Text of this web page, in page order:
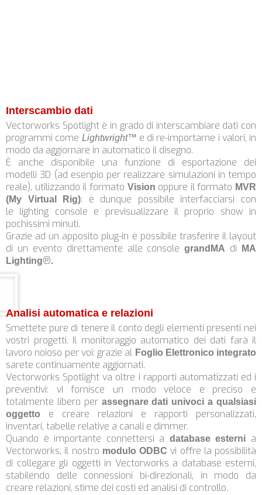
Interscambio dati
Vectorworks Spotlight è in grado di interscambiare dati con
programmi come Lightwright™ e di re-importarne i valori, in
modo da aggiornare in automatico il disegno.
È anche disponibile una funzione di esportazione dei
modelli 3D (ad esenpio per realizzare simulazioni in tempo
reale), utilizzando il formato Vision oppure il formato MVR
(My Virtual Rig): è dunque possibile interfacciarsi con
le lighting console e previsualizzare il proprio show in
pochissimi minuti.
Grazie ad un apposito plug-in è possibile trasferire il layout
di un evento direttamente alle consolegrandMA di
MA
Lighting®.
Analisi automatica e relazioni
Smettete pure di tenere il conto degli elementi presenti nei
vostri progetti. Il monitoraggio automatico dei dati farà il
lavoro noioso per voi: grazie al Foglio Elettronico integrato
sarete continuamente aggiornati.
Vectorworks Spotlight va oltre i rapporti automatizzati ed i
preventivi: vi fornisce un modo veloce e preciso e
totalmente libero per assegnare dati univoci a qualsiasi
oggetto
e creare relazioni e rapporti personalizzati,
inventari, tabelle relative a canali e dimmer.
Quando è importante connettersi a database esterni a
Vectorworks, il nostro modulo ODBC vi offre la possibilità
di collegare gli oggetti in Vectorworks a database esterni,
stabilendo delle connessioni bi-direzionali, in modo da
creare relazioni, stime dei costi ed analisi di controllo.